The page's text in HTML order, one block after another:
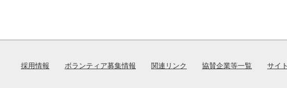
採用情報 ボランティア募集情報 関連リンク 協賛企業等一覧 サイ